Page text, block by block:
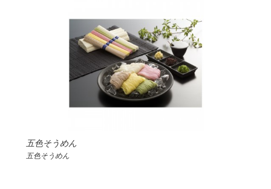
五色そうめん
五色そうめん